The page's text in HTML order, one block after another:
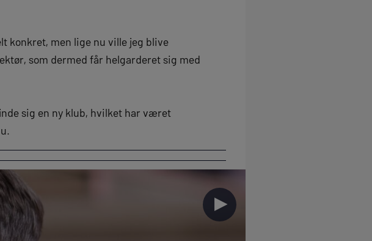
konkret, men lige nu ville jeg blive
som dermed får helgarderet sig med
sig en ny klub, hvilket har været
►